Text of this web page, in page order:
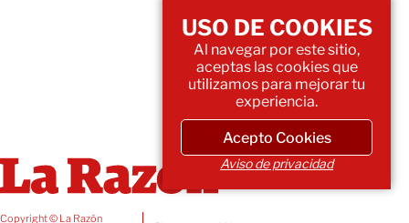
Copyright © La Razón
USO DE COOKIES
Al navegar por este sitio,
aceptas las cookies que
utilizamos para mejorar tu
experiencia.
Acepto Cookies
Aviso de privacidad